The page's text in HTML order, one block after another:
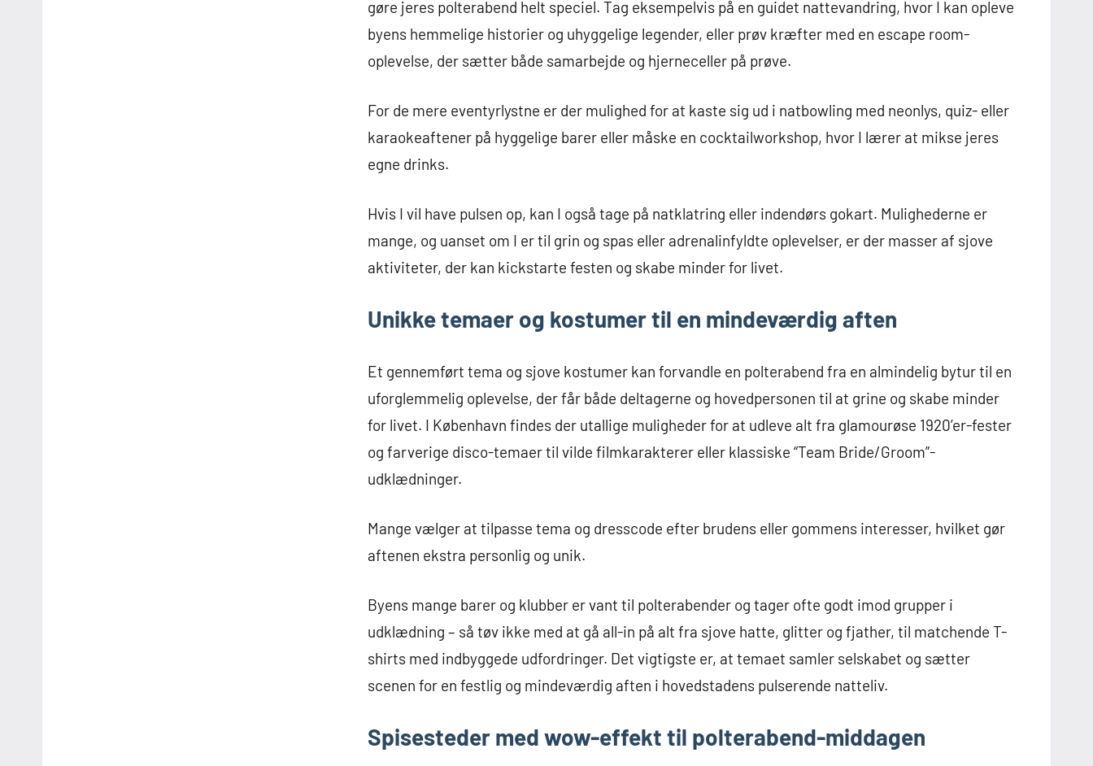
gøre jeres polterabend helt speciel. Tag eksempelvis på en guidet nattevandring, hvor I kan opleve
byens hemmelige historier og uhyggelige legender, eller prøv kræfter med en escape room-
oplevelse, der sætter både samarbejde og hjerneceller på prøve.
For de mere eventyrlystne er der mulighed for at kaste sig ud i natbowling med neonlys, quiz- eller
karaokeaftener på hyggelige barer eller måske en cocktailworkshop, hvor I lærer at mikse jeres
egne drinks.
Hvis I vil have pulsen op, kan I også tage på natklatring eller indendørs gokart. Mulighederne er
mange, og uanset om I er til grin og spas eller adrenalinfyldte oplevelser, er der masser af sjove
aktiviteter, der kan kickstarte festen og skabe minder for livet.
Unikke temaer og kostumer til en mindeværdig aften
Et gennemført tema og sjove kostumer kan forvandle en polterabend fra en almindelig bytur til en
uforglemmelig oplevelse, der får både deltagerne og hovedpersonen til at grine og skabe minder
for livet. I København findes der utallige muligheder for at udleve alt fra glamourøse 1920’er-fester
og farverige disco-temaer til vilde filmkarakterer eller klassiske “Team Bride/Groom”-
udklædninger.
Mange vælger at tilpasse tema og dresscode efter brudens eller gommens interesser, hvilket gør
aftenen ekstra personlig og unik.
Byens mange barer og klubber er vant til polterabender og tager ofte godt imod grupper i
udklædning – så tøv ikke med at gå all-in på alt fra sjove hatte, glitter og fjather, til matchende T-
shirts med indbyggede udfordringer. Det vigtigste er, at temaet samler selskabet og sætter
scenen for en festlig og mindeværdig aften i hovedstadens pulserende natteliv.
Spisesteder med wow-effekt til polterabend-middagen